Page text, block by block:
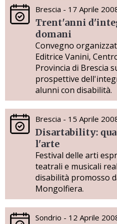
Brescia - 17 Aprile
Trent'anni
domani
Convegno
Editrice Vanini,
Provincia di Brescia
prospettive
alunni con disabilità.
Brescia - 15 Aprile
Disartability:
l'arte
Festival delle arti
teatrali e musicali
disabilità promosso
Mongolfiera.
Sondrio - 12 Aprile